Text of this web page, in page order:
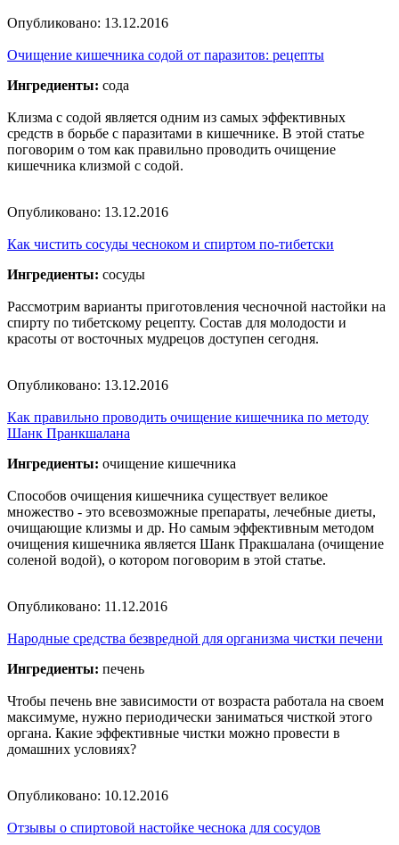
Опубликовано: 13.12.2016
Очищение кишечника содой от паразитов: рецепты
Ингредиенты: сода
Клизма с содой является одним из самых эффективных
средств в борьбе с паразитами в кишечнике. В этой статье
поговорим о том как правильно проводить очищение
кишечника клизмой с содой.
Опубликовано: 13.12.2016
Как чистить сосуды чесноком и спиртом по-тибетски
Ингредиенты: сосуды
Рассмотрим варианты приготовления чесночной настойки на
спирту по тибетскому рецепту. Состав для молодости и
красоты от восточных мудрецов доступен сегодня.
Опубликовано: 13.12.2016
Как правильно проводить очищение кишечника по методу
Шанк Пранкшалана
Ингредиенты: очищение кишечника
Способов очищения кишечника существует великое
множество - это всевозможные препараты, лечебные диеты,
очищающие клизмы и др. Но самым эффективным методом
очищения кишечника является Шанк Пракшалана (очищение
соленой водой), о котором поговорим в этой статье.
Опубликовано: 11.12.2016
Народные средства безвредной для организма чистки печени
Ингредиенты: печень
Чтобы печень вне зависимости от возраста работала на своем
максимуме, нужно периодически заниматься чисткой этого
органа. Какие эффективные чистки можно провести в
домашних условиях?
Опубликовано: 10.12.2016
Отзывы о спиртовой настойке чеснока для сосудов